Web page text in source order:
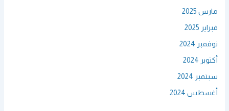
مارس 2025
فبراير 2025
نوفمبر 2024
أكتوبر 2024
سبتمبر 2024
أغسطس 2024